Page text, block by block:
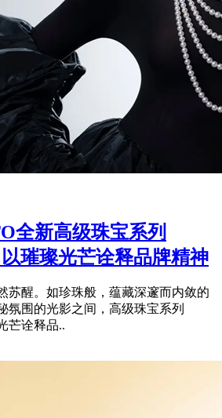
全新高级珠宝系列
以璀璨光芒诠释品牌精神
苏醒。如珍珠般，蕴藏深邃而内敛的
氛围的光影之间，高级珠宝系列
芒诠释品..